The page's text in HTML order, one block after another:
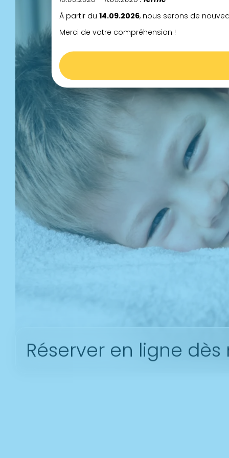
Réserver en ligne
À partir du 14.09.2026, nous serons de
Merci de votre compréhension !